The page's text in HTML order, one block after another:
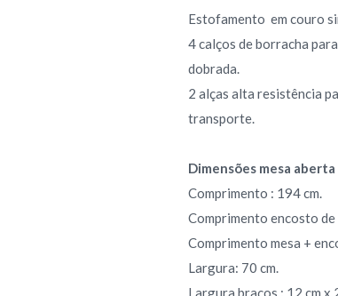
Estofamento em couro
4 calços de borracha
dobrada.
2 alças alta resistência
transporte.
Dimensões mesa aberta
Comprimento : 194 cm.
Comprimento encosto
Comprimento mesa +
Largura: 70 cm.
Largura braços : 12 cm x